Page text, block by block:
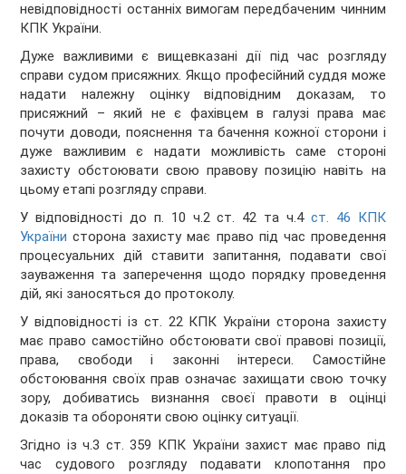
невідповідності останніх вимогам передбаченим чинним
КПК України.
Дуже важливими є вищевказані дії під час розгляду
справи судом присяжних. Якщо професійний суддя може
надати належну оцінку відповідним доказам, то
присяжний – який не є фахівцем в галузі права має
почути доводи, пояснення та бачення кожної сторони і
дуже важливим є надати можливість саме стороні
захисту обстоювати свою правову позицію навіть на
цьому етапі розгляду справи.
У відповідності до п. 10 ч.2 ст. 42 та ч.4 ст. 46 КПК
України сторона захисту має право під час проведення
процесуальних дій ставити запитання, подавати свої
зауваження та заперечення щодо порядку проведення
дій, які заносяться до протоколу.
У відповідності із ст. 22 КПК України сторона захисту
має право самостійно обстоювати свої правові позиції,
права, свободи і законні інтереси. Самостійне
обстоювання своїх прав означає захищати свою точку
зору, добиватись визнання своєї правоти в оцінці
доказів та обороняти свою оцінку ситуації.
Згідно із ч.3 ст. 359 КПК України захист має право під
час судового розгляду подавати клопотання про